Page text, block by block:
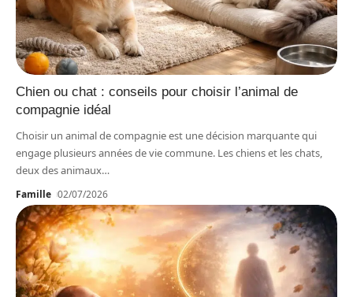
Chien ou chat : conseils pour choisir l’animal de
compagnie idéal
Choisir un animal de compagnie est une décision marquante qui
engage plusieurs années de vie commune. Les chiens et les chats,
deux des animaux…
Famille 02/07/2026